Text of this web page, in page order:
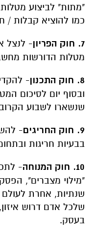
"מתות" לביצוע מטלות
כמו להוציא קבלות /
7. חוק הפריון
- לנצל
מטלות הדורשות
8. חוק התכנון
-
ובסוף יום לסיכום
שנשארו לשבוע
9. חוק החריגים
-
בבעיות חריגות
10. חוק המנוחה
-
"מילוי מצברים",
שנתיות, אחרת לעולם
שלכל אדם דרוש
בעסק.